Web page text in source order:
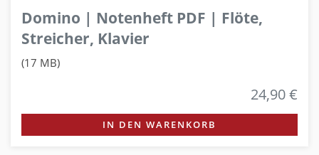
Domino | Notenheft PDF | Flöte,
Streicher, Klavier
(17 MB)
24,90 €
IN DEN WARENKORB